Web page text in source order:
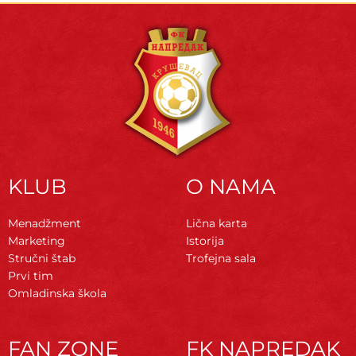
KLUB
Menadžment
Marketing
Stručni štab
Prvi tim
Omladinska škola
O NAMA
Lična karta
Istorija
Trofejna sala
FAN ZONE FK NAPREDAK